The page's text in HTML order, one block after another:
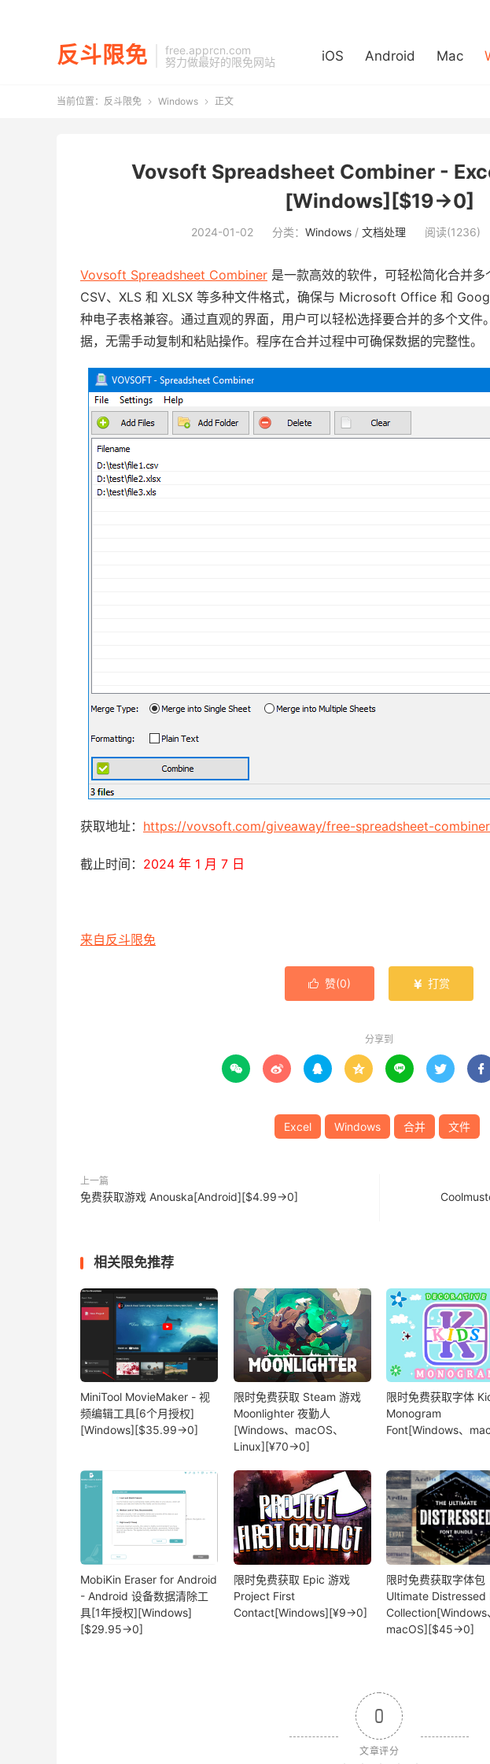
反斗限免
free.apprcn.com
努力做最好的限免网站
iOS Android Mac
当前位置： 反斗限免  Windows  正文
Vovsoft Spreadsheet Combiner -
[Windows][$19→0]
2024-01-02 分类： Windows/ 文档处理 阅读(1236)
Vovsoft Spreadsheet Combiner 是一款高效的软件，可轻松简化合并
CSV、XLS 和 XLSX 等多种文件格式，确保与 Microsoft Office 和
种电子表格兼容。通过直观的界面，用户可以轻松选择要合并的多个文件
据，无需手动复制和粘贴操作。程序在合并过程中可确保数据的完整性。
获取地址： https://vovsoft.com/giveaway/free-spreadsheet-
截止时间： 2024 年 1 月 7 日
来自反斗限免
 赞(0)  打赏
分享到
      
Excel Windows 合并 文件
上一篇
免费获取游戏 Anouska[Android][$4.99→0]
相关限免推荐
MiniTool MovieMaker - 视
频编辑工具[6个月授权]
[Windows][$35.99→0]
限时免费获取 Steam 游戏
Moonlighter 夜勤人
[Windows、macOS、
Linux][¥70→0]
限时免费获取字体
Monogram
Font[Windows、
MobiKin Eraser for Android
- Android 设备数据清除工
具[1年授权][Windows]
[$29.95→0]
限时免费获取 Epic 游戏
Project First
Contact[Windows][¥9→0]
限时免费获取字体包
Ultimate Distressed
Collection[Windows
macOS][$45→0]
0
文章评分